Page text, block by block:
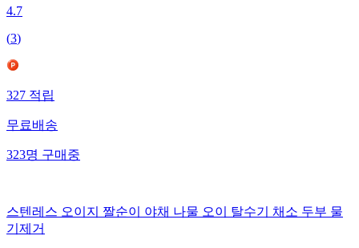
4.7
(3)
327 적립
무료배송
323명 구매중
스텐레스 오이지 짤순이 야채 나물 오이 탈수기 채소 두부 물
기제거